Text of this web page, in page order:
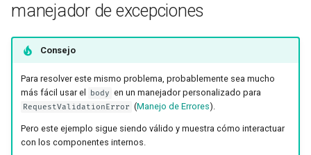
manejador de excepciones
Consejo
Para resolver este mismo problema, probablemente sea mucho
más fácil usar el
body en un manejador personalizado para
RequestValidationError (Manejo de Errores).
Pero este ejemplo sigue siendo válido y muestra cómo interactuar
con los componentes internos.